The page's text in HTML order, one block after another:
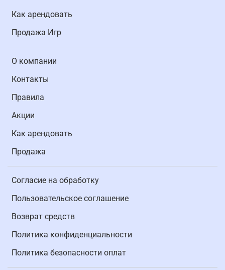
Как арендовать
Продажа Игр
О компании
Контакты
Правила
Акции
Как арендовать
Продажа
Согласие на обработку
Пользовательское соглашение
Возврат средств
Политика конфиденциальности
Политика безопасности оплат